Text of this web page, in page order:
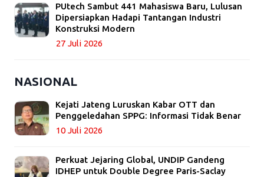
PUtech Sambut 441 Mahasiswa Baru, Lulusan
Dipersiapkan Hadapi Tantangan Industri
Konstruksi Modern
27 Juli 2026
NASIONAL
Kejati Jateng Luruskan Kabar OTT dan
Penggeledahan SPPG: Informasi Tidak Benar
10 Juli 2026
Perkuat Jejaring Global, UNDIP Gandeng
IDHEP untuk Double Degree Paris-Saclay